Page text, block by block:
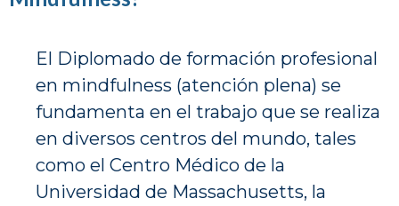
El Diplomado de formación profesional
en mindfulness (atención plena) se
fundamenta en el trabajo que se realiza
en diversos centros del mundo, tales
como el Centro Médico de la
Universidad de Massachusetts, la